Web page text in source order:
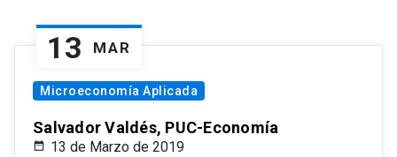
13 MAR
Microeconomía Aplicada
Salvador Valdés, PUC-Economía
13 de Marzo de 2019